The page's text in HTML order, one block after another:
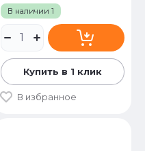
В наличии 1
Купить в 1 клик
В избранное